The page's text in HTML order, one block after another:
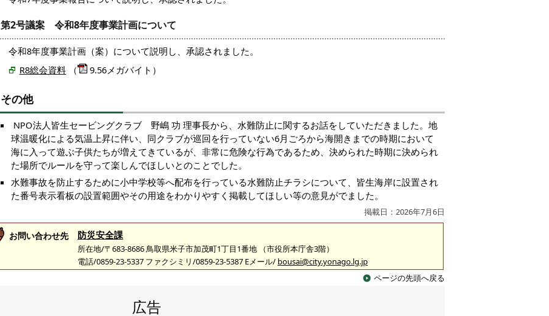
第2号議案 令和8年度事業計画について
令和8年度事業計画（案）について説明し、承認されました。
R8総会資料 （ 9.56メガバイト）
その他
NPO法人皆生セービングクラブ 野嶋 功 理事長から、水難防止に関するお話をしていただきました。地
球温暖化による気温上昇に伴い、同クラブが巡回を行っていない6月ごろから海開きまでの時期において
海に入って遊ぶ子供たちが増えてきているが、非常に危険な行為であるため、決められた時期に決められ
た場所でルールを守って楽しんでほしいとのことでした。
水難事故を防止するために小中学校等へ配布を行っている水難防止チラシについて、皆生海岸に設置され
た番号表示看板の設置範囲やその用途をわかりやすく掲載してほしい等の意見がでました。
掲載日：2026年7月6日
お問い合わせ先 防災安全課
所在地/〒683-8686 鳥取県米子市加茂町1丁目1番地 （市役所本庁舎3階）
電話/0859-23-5337 ファクシミリ/0859-23-5387 Eメール/ bousai@city.yonago.lg.jp
ページの先頭へ戻る
広告